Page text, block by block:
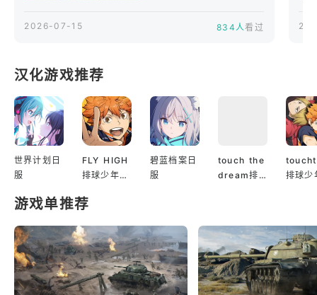
总
抢
戏
的
子
情
活动是Season35：R
奖杯、BattlePass、
排行榜奖励，以及7月
21日即将开启的新Op
erationPass活动。
以下只整理当前仍在
进行或还未开始的活
以及还未开始的活动
介绍1.Seas
2026-07-15 834人看过
汉化游戏推荐
世界计划日
服
FLY HIGH
排球少年日
碧蓝档案日
服
touch the
dream排
排球少
游戏单推荐